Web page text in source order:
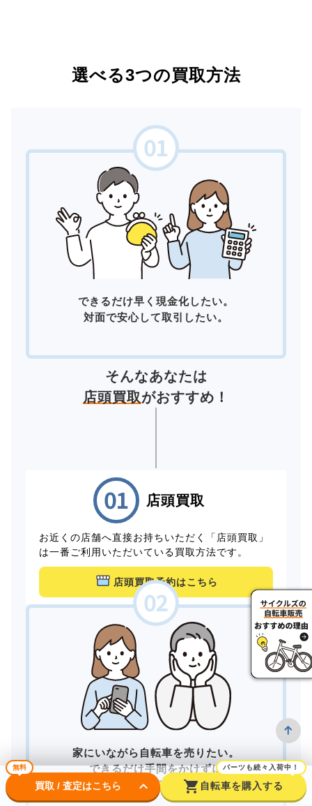
選べる3つの買取方法
できるだけ早く現金化したい。
対面で安心して取引したい。
そんなあなたは
店頭買取がおすすめ！
店頭買取
お近くの店舗へ直接お持ちいただく「店頭買取」
は一番ご利用いただいている買取方法です。
店頭買取予約はこちら
家にいながら自転車を売りたい。
できるだけ手間をかけずに
買取してもらいたい。
無料
買取 / 査定はこちら keyboard_arrow_down shopping_cart
パーツも続々入荷中！
自転車を購入する